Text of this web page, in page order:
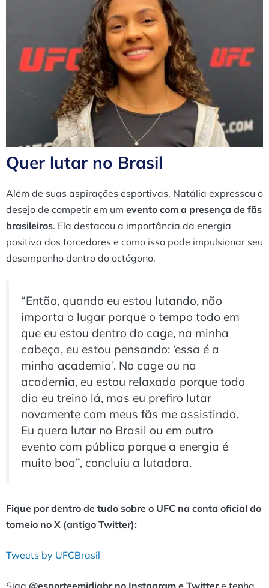
Quer lutar no Brasil
Além de suas aspirações esportivas, Natália expressou o
desejo de competir em um evento com a presença de fãs
brasileiros. Ela destacou a importância da energia
positiva dos torcedores e como isso pode impulsionar seu
desempenho dentro do octógono.
“Então, quando eu estou lutando, não
importa o lugar porque o tempo todo em
que eu estou dentro do cage, na minha
cabeça, eu estou pensando: ‘essa é a
minha academia’. No cage ou na
academia, eu estou relaxada porque todo
dia eu treino lá, mas eu prefiro lutar
novamente com meus fãs me assistindo.
Eu quero lutar no Brasil ou em outro
evento com público porque a energia é
muito boa”, concluiu a lutadora.
Fique por dentro de tudo sobre o UFC na conta oficial do
torneio no X (antigo Twitter):
Tweets by UFCBrasil
Siga @esporteemidiabr no Instagram e Twittere tenha